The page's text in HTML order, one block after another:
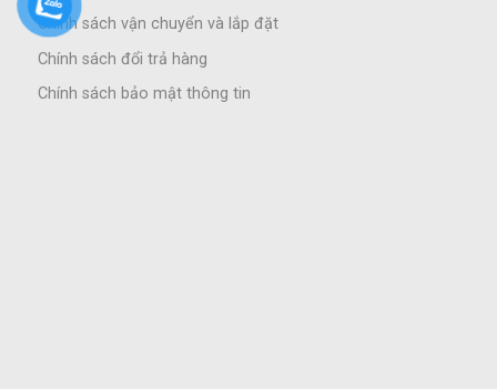
Chính sách vận chuyển và lắp đặt
Chính sách đổi trả hàng
Chính sách bảo mật thông tin